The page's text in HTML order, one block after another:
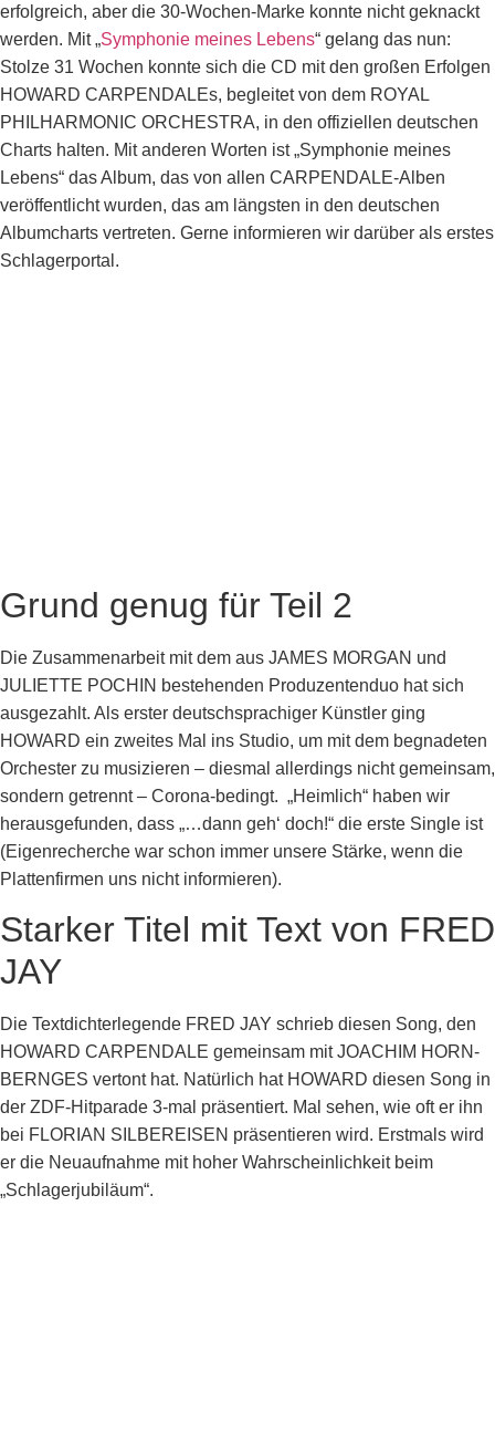
erfolgreich, aber die 30-Wochen-Marke konnte nicht geknackt
werden. Mit „Symphonie meines Lebens“ gelang das nun:
Stolze 31 Wochen konnte sich die CD mit den großen Erfolgen
HOWARD CARPENDALEs, begleitet von dem ROYAL
PHILHARMONIC ORCHESTRA, in den offiziellen deutschen
Charts halten. Mit anderen Worten ist „Symphonie meines
Lebens“ das Album, das von allen CARPENDALE-Alben
veröffentlicht wurden, das am längsten in den deutschen
Albumcharts vertreten. Gerne informieren wir darüber als erstes
Schlagerportal.
Grund genug für Teil 2
Die Zusammenarbeit mit dem aus JAMES MORGAN und
JULIETTE POCHIN bestehenden Produzentenduo hat sich
ausgezahlt. Als erster deutschsprachiger Künstler ging
HOWARD ein zweites Mal ins Studio, um mit dem begnadeten
Orchester zu musizieren – diesmal allerdings nicht gemeinsam,
sondern getrennt – Corona-bedingt. „Heimlich“ haben wir
herausgefunden, dass „…dann geh‘ doch!“ die erste Single ist
(Eigenrecherche war schon immer unsere Stärke, wenn die
Plattenfirmen uns nicht informieren).
Starker Titel mit Text von FRED
JAY
Die Textdichterlegende FRED JAY schrieb diesen Song, den
HOWARD CARPENDALE gemeinsam mit JOACHIM HORN-
BERNGES vertont hat. Natürlich hat HOWARD diesen Song in
der ZDF-Hitparade 3-mal präsentiert. Mal sehen, wie oft er ihn
bei FLORIAN SILBEREISEN präsentieren wird. Erstmals wird
er die Neuaufnahme mit hoher Wahrscheinlichkeit beim
„Schlagerjubiläum“.